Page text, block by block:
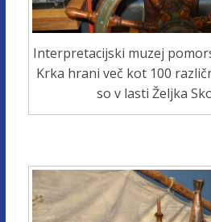
Interpretacijski muzej
Krka hrani več kot 100
so v lasti Željka